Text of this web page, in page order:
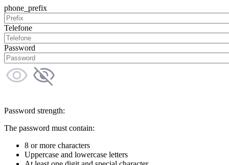
phone_prefix
Telefone
Password
Password strength:
The password must contain:
8 or more characters
Uppercase and lowercase letters